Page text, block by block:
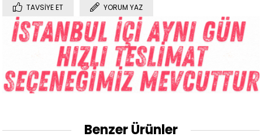
TAVSIYE ET YORUM YAZ
Benzer Ürünler